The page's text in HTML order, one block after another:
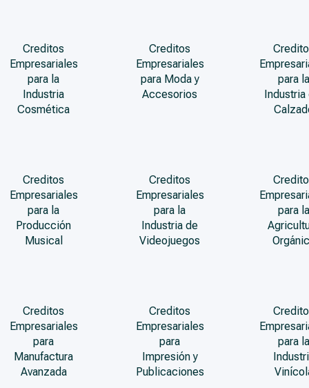
Creditos
Empresariales
para la
Industria
Cosmética
Creditos
Empresariales
para Moda y
Accesorios
para la
Industria
Creditos
Empresariales
para la
Producción
Musical
Creditos
Empresariales
para la
Industria de
Videojuegos
para la
Creditos
Empresariales
para
Manufactura
Avanzada
Creditos
Empresariales
para
Impresión y
Publicaciones
para la